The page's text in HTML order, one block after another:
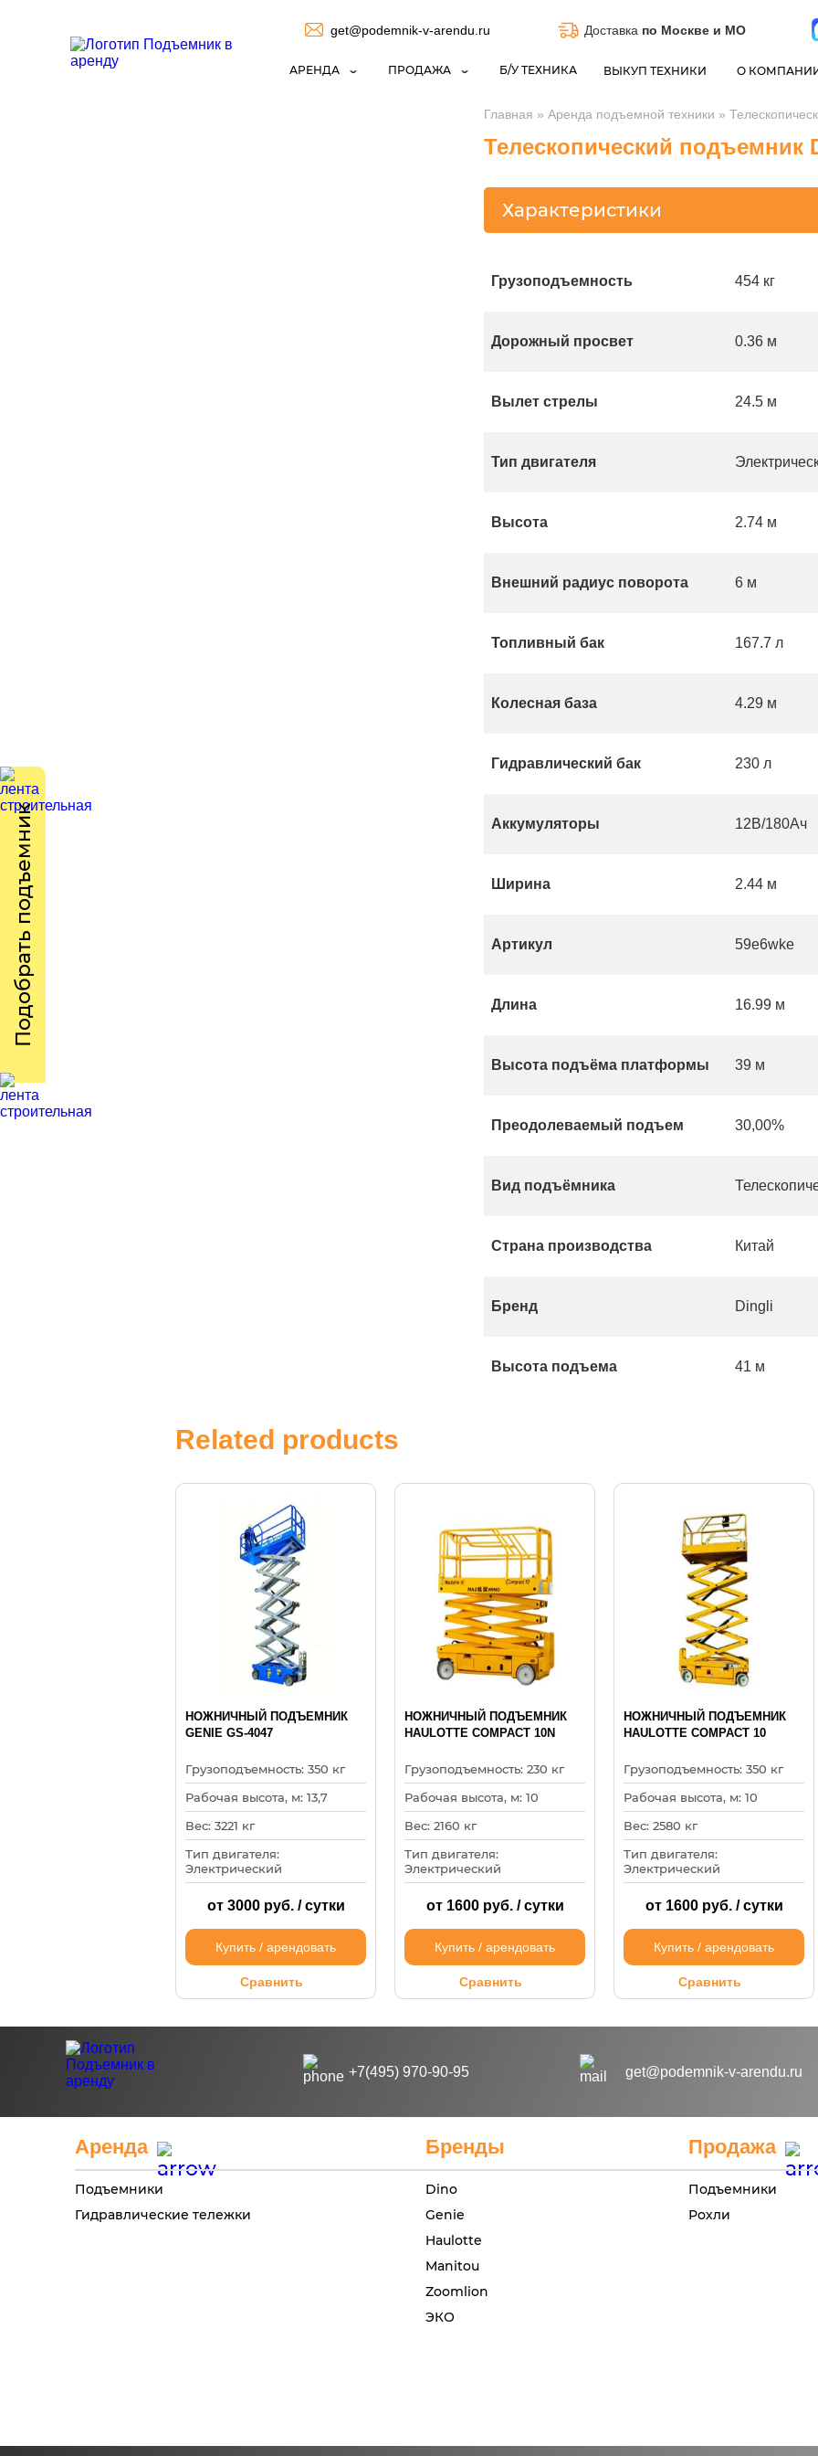
АРЕНДА ПРОДАЖА Б/У ТЕХНИКА ВЫКУП ТЕХНИКИ О
Доставка по Москве и МО
get@podemnik-v-arendu.ru
Главная »Аренда подъемной техники »
Телескопический подъемник
Характеристики
Грузоподъемность 454 кг
Дорожный просвет 0.36 м
Вылет стрелы 24.5 м
Тип двигателя
Высота 2.74 м
Внешний радиус поворота 6 м
Топливный бак 167.7 л
Колесная база 4.29 м
Гидравлический бак 230 л
Аккумуляторы 12В/180Ач
Ширина 2.44 м
Артикул 59e6wke
Длина 16.99 м
Высота подъёма платформы 39 м
Преодолеваемый подъем 30,00%
Вид подъёмника
Страна производства Китай
Бренд Dingli
Высота подъема 41 м
Related products
НОЖНИЧНЫЙ ПОДЪЕМНИК
GENIE GS-4047
Грузоподъемность: 350 кг
Рабочая высота, м: 13,7
Вес: 3221 кг
Тип двигателя:
Электрический
от 3000 руб. / сутки
Купить / арендовать
Сравнить
НОЖНИЧНЫЙ ПОДЪЕМНИК
HAULOTTE COMPACT 10N
Грузоподъемность: 230 кг
Рабочая высота, м: 10
Вес: 2160 кг
Тип двигателя:
Электрический
от 1600 руб. / сутки
Купить / арендовать
Сравнить
НОЖНИЧНЫЙ ПОДЪЕМНИК
HAULOTTE COMPACT 10
Грузоподъемность: 350 кг
Рабочая высота, м: 10
Вес: 2580 кг
Тип двигателя:
Электрический
от 1600 руб. / сутки
Купить / арендовать
Сравнить
+7(495) 970-90-95 get@podemnik-v-arendu.ru
Аренда
Подъемники
Гидравлические тележки
Бренды
Dino
Genie
Haulotte
Manitou
Zoomlion
ЭКО
Продажа
Подъемники
Рохли
Подобрать подъемник